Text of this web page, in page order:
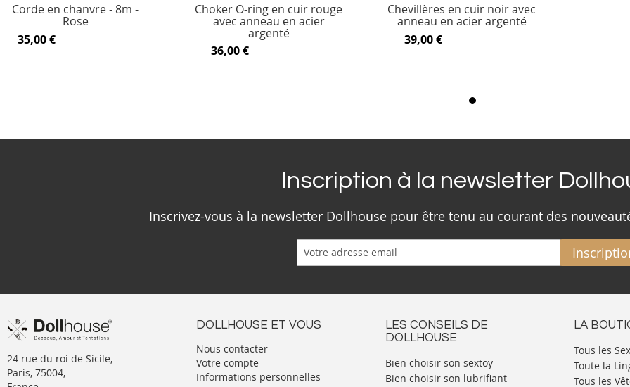
Corde en chanvre - 8m -
Rose
35,00 €
Choker O-ring en cuir rouge
avec anneau en acier
argenté
36,00 €
Chevillères en cuir noir avec
anneau en acier argenté
39,00 €
Inscription à la newsletter
Inscrivez-vous à la newsletter Dollhouse pour être tenu au courant des
24 rue du roi de Sicile,
Paris, 75004,
DOLLHOUSE ET VOUS
Nous contacter
Votre compte
Informations personnelles
LES CONSEILS DE
DOLLHOUSE
Bien choisir son sextoy
Bien choisir son lubrifiant
LA
Tous les
Toute la
Tous les